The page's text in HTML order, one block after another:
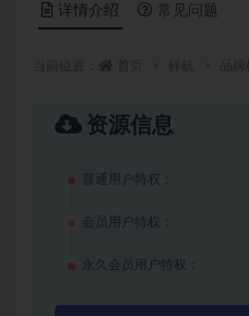
详情介绍 常见问题
资源信息
普通用户特权：
会员用户特权：
永久会员用户特权：